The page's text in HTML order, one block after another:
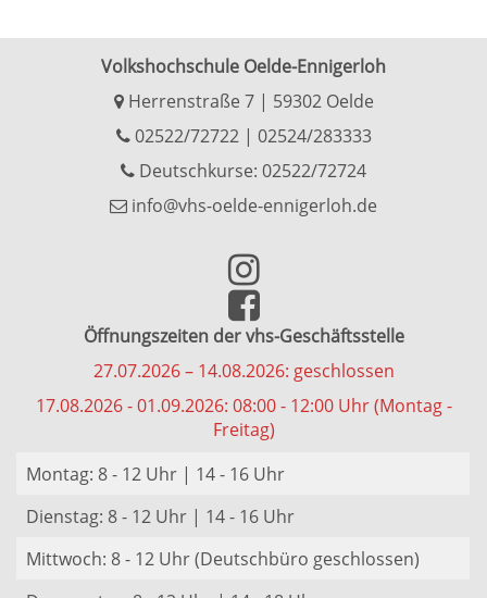
Volkshochschule Oelde-Ennigerloh
Herrenstraße 7 | 59302 Oelde
02522/72722| 02524/283333
Deutschkurse: 02522/72724
info@vhs-oelde-ennigerloh.de
Öffnungszeiten der vhs-Geschäftsstelle
27.07.2026 – 14.08.2026: geschlossen
17.08.2026 - 01.09.2026: 08:00 - 12:00 Uhr (Montag -
Freitag)
Montag: 8 - 12 Uhr | 14 - 16 Uhr
Dienstag: 8 - 12 Uhr | 14 - 16 Uhr
Mittwoch: 8 - 12 Uhr (Deutschbüro geschlossen)